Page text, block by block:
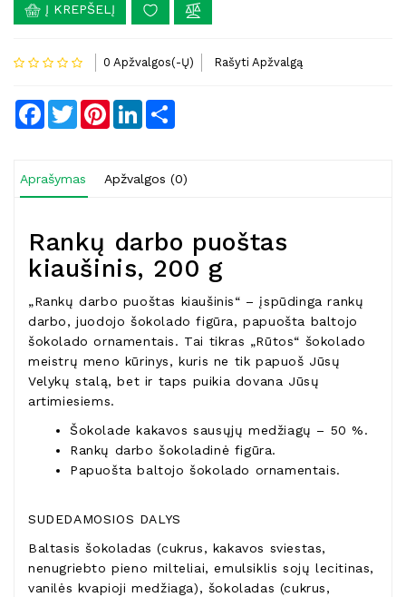
Į KREPŠELĮ
0 Apžvalgos(-Ų) Rašyti Apžvalgą
Facebook
TwitterPinterestLinkedIn
Aprašymas Apžvalgos (0)
Rankų darbo puoštas
kiaušinis, 200 g
„Rankų darbo puoštas kiaušinis“ – įspūdinga rankų
darbo, juodojo šokolado figūra, papuošta baltojo
šokolado ornamentais. Tai tikras „Rūtos“ šokolado
meistrų meno kūrinys, kuris ne tik papuoš Jūsų
Velykų stalą, bet ir taps puikia dovana Jūsų
artimiesiems.
Šokolade kakavos sausųjų medžiagų – 50 %.
Rankų darbo šokoladinė figūra.
Papuošta baltojo šokolado ornamentais.
SUDEDAMOSIOS DALYS
Baltasis šokoladas (cukrus, kakavos sviestas,
nenugriebto pieno milteliai, emulsiklis sojų lecitinas,
vanilės kvapioji medžiaga), šokoladas (cukrus,